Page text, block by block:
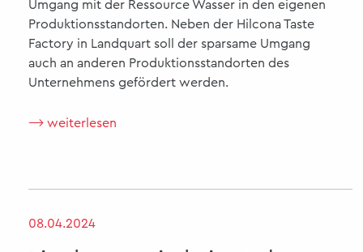
Umgang mit der Ressource Wasser in den eigenen
Produktionsstandorten. Neben der Hilcona Taste
Factory in Landquart soll der sparsame Umgang
auch an anderen Produktionsstandorten des
Unternehmens gefördert werden.
⟶ weiterlesen
08.04.2024